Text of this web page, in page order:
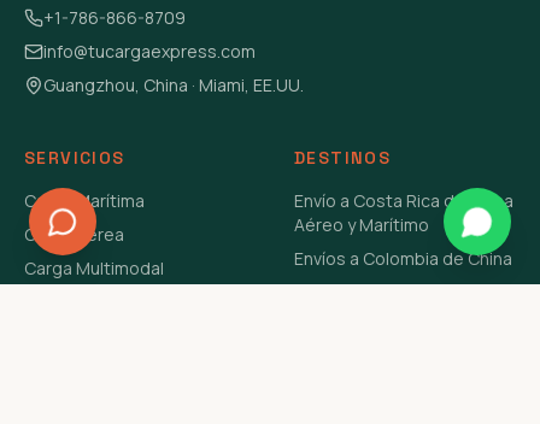
+1-786-866-8709
info@tucargaexpress.com
Guangzhou, China · Miami, EE.UU.
SERVICIOS
Carga Marítima
Carga Aérea
Carga Multimodal
DESTINOS
Envío a Costa Rica de China
Aéreo y Marítimo
Envíos a Colombia de China